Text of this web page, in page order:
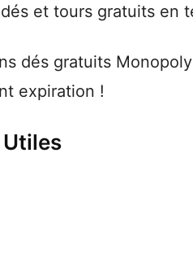
et tours gratuits en
dés gratuits
expiration !
Utiles